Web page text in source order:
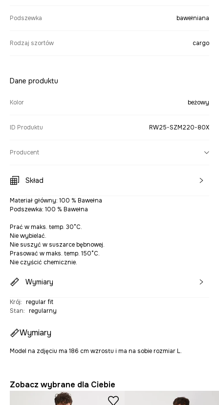
Podszewka bawełniana
Rodzaj szortów cargo
Dane produktu
Kolor beżowy
ID Produktu RW25-SZM220-80X
Producent
Skład
Materiał główny: 100 % Bawełna
Podszewka: 100 % Bawełna
Prać w maks. temp. 30°C.
Nie wybielać.
Nie suszyć w suszarce bębnowej.
Prasować w maks. temp. 150°C.
Nie czyścić chemicznie.
Wymiary
Krój: regular fit
Stan: regularny
Wymiary
Model na zdjęciu ma 186 cm wzrostu i ma na sobie rozmiar L.
Zobacz wybrane dla Ciebie